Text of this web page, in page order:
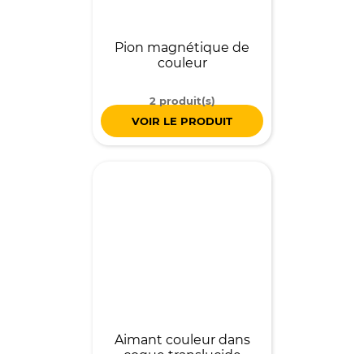
Pion magnétique de
couleur
2 produit(s)
VOIR LE PRODUIT
Aimant couleur dans